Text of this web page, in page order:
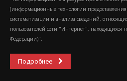
(информационные технологии
систематизации и анализа сведений,
пользователей сети "Интернет", находящихся
Федерации)".
Подробнее